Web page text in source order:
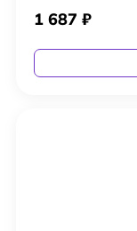
1 687 ₽